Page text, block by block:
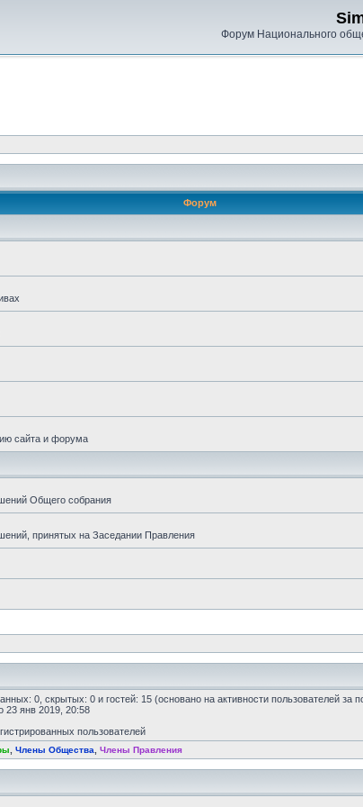
Форум Национального
Форум
сайта и форума
Общего собрания
принятых на Заседании Правления
0, скрытых: 0 и гостей: 15 (основано на активности пользователей за
23 янв 2019, 20:58
пользователей
Члены Общества Члены Правления